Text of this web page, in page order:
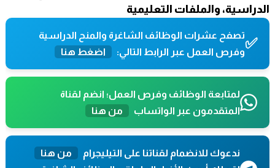
الدراسية، والملفات التعليمية
✅تصفح عشرات الوظائف الشاغرة والمنح الدراسية
وفرص العمل عبر الرابط التالي:
اضغط هنا
لمتابعة الوظائف وفرص العمل؛ انضم لقناة
المتقدمون عبر الواتساب
من هنا
ندعوك للانضمام لقناتنا على التيليجرام
من هنا